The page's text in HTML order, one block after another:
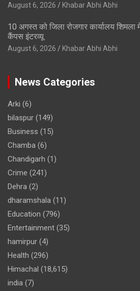
August 6, 2026 Khabar Abhi Abhi
10 अगस्त को जिला रोजगार कार्यालय
कैंपस इंटरव्यू
August 6, 2026 Khabar Abhi Abhi
News Categories
Arki (6)
bilaspur (149)
Business (15)
Chamba (6)
Chandigarh (1)
Crime (241)
Dehra (2)
dharamshala (11)
Education (796)
Entertainment (35)
hamirpur (4)
Health (296)
Himachal (18,615)
india (7)